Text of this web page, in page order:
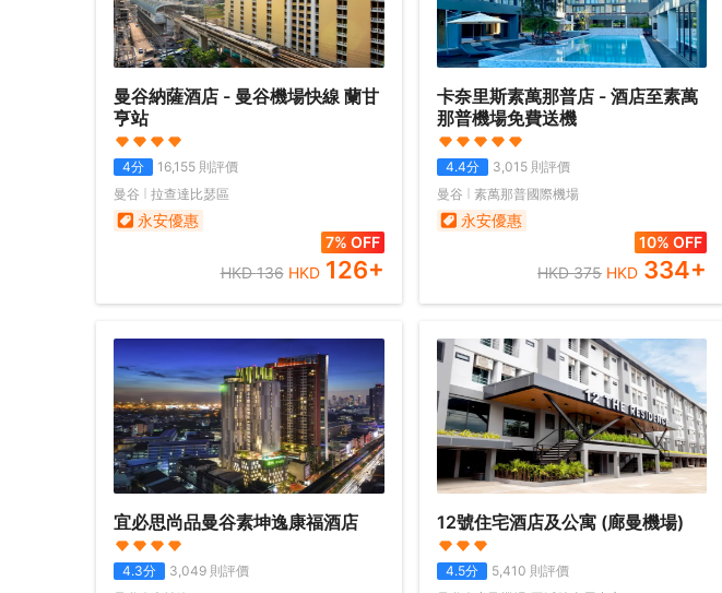
曼谷納薩酒店 - 曼谷機場快線 蘭甘
亨站
4分 16,155 則評價
曼谷
拉查達比瑟區
永安優惠
7% OFF
HKD136 HKD 126+
卡奈里斯素萬那普店 - 酒店至素萬
那普機場免費送機
4.4分 3,015則評價
曼谷
素萬那普國際機場
永安優惠
10% OFF
HKD375 HKD 334+
宜必思尚品曼谷素坤逸康福酒店
4.3分 3,049 則評價
12號住宅酒店及公寓 (廊曼機場)
4.5分 5,410 則評價